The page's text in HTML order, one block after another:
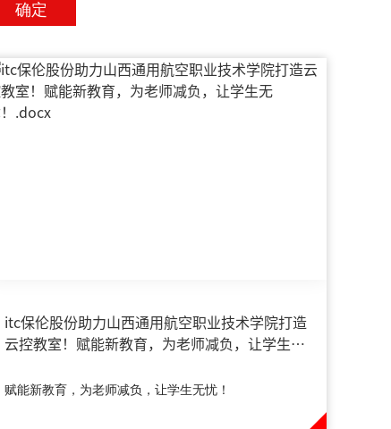
确定
itc保伦股份助力山西通用航空职业技术学院打造
云控教室！赋能新教育，为老师减负，让学生无
赋能新教育，为老师减负，让学生无忧！